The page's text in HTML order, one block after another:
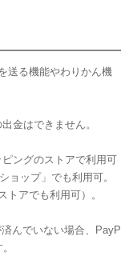
送る機能やわりかん機
金はできません。
ングのストアで利用可
ョップ」でも利用可。
アでも利用可）。
んでいない場合、PayP